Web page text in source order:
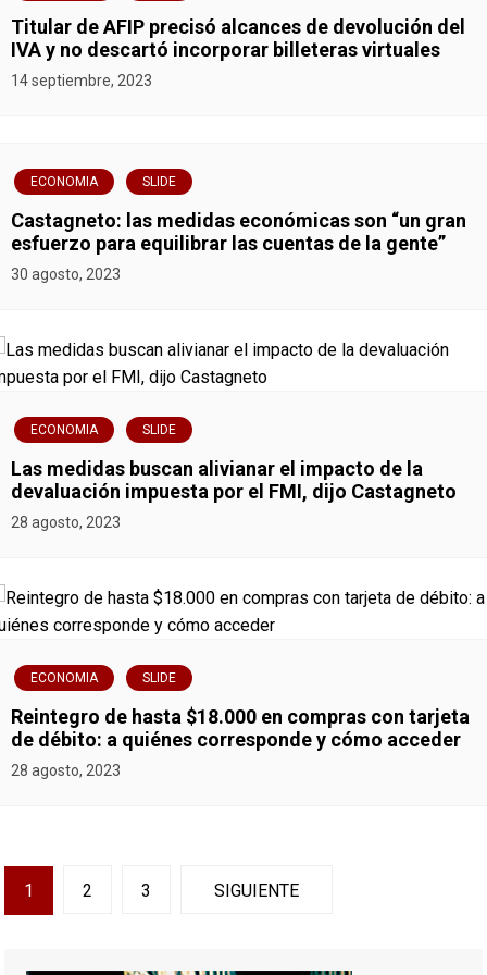
Titular de AFIP precisó alcances de devolución del
IVA y no descartó incorporar billeteras virtuales
14 septiembre, 2023
ECONOMIA SLIDE
Castagneto: las medidas económicas son “un gran
esfuerzo para equilibrar las cuentas de la gente”
30 agosto, 2023
ECONOMIA SLIDE
Las medidas buscan alivianar el impacto de la
devaluación impuesta por el FMI, dijo Castagneto
28 agosto, 2023
ECONOMIA SLIDE
Reintegro de hasta $18.000 en compras con tarjeta
de débito: a quiénes corresponde y cómo acceder
28 agosto, 2023
N
1 2 3 SIGUIENTE